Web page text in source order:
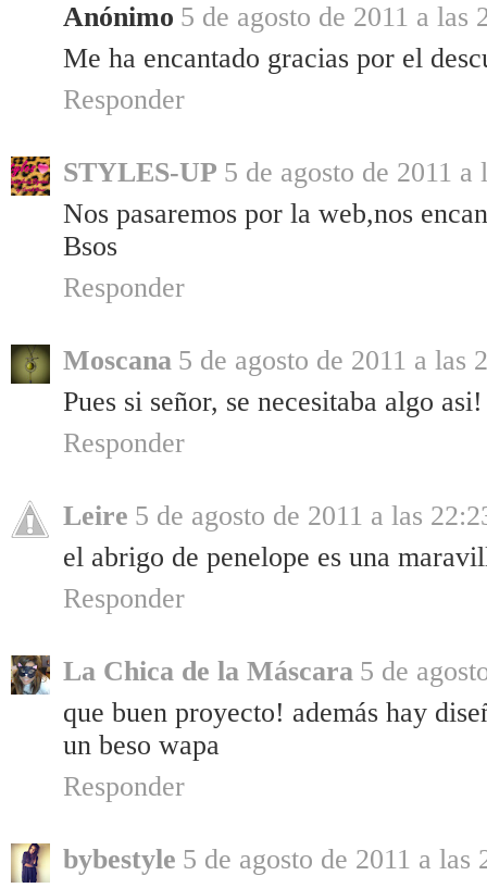
Anónimo 5 de agosto de 2011 a las
Me ha encantado gracias por el
Responder
STYLES-UP 5 de agosto de 2011 a
Nos pasaremos por la web,nos
Bsos
Responder
Moscana 5 de agosto de 2011 a las
Pues si señor, se necesitaba algo asi!
Responder
Leire 5 de agosto de 2011 a las
el abrigo de penelope es una
Responder
La Chica de la Máscara 5 de
que buen proyecto! además hay
un beso wapa
Responder
bybestyle 5 de agosto de 2011 a las